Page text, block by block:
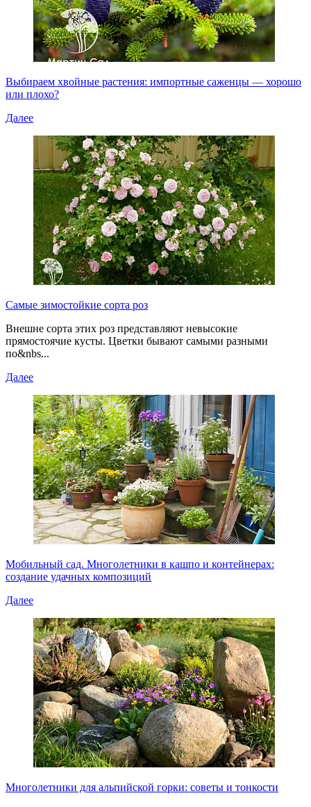
Выбираем хвойные растения: импортные саженцы — хорошо
или плохо?
Далее
Самые зимостойкие сорта роз
Внешне сорта этих роз представляют невысокие
прямостоячие кусты. Цветки бывают самыми разными
по&nbs...
Далее
Мобильный сад. Многолетники в кашпо и контейнерах:
создание удачных композиций
Далее
Многолетники для альпийской горки: советы и тонкости